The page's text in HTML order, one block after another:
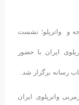
و واترپلو؛ نشست
ایران با حضور
رسانه برگزار شد.
واترپلوی ایران